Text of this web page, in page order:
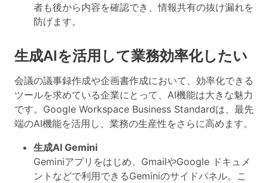
者も後から内容を確認でき、情報共有の抜け漏れを
防げます。
生成AIを活用して業務効率化したい
会議の議事録作成や企画書作成において、効率化できる
ツールを求めている企業にとって、AI機能は大きな魅力
です。Google Workspace Business Standardは、最先
端のAI機能を活用し、業務の生産性をさらに高めます。
生成AI Gemini
Geminiアプリをはじめ、GmailやGoogle ドキュメ
ントなどで利用できるGeminiのサイドパネル。こ